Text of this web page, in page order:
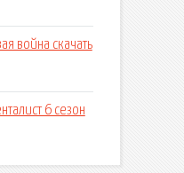
война скачать
6 сезон